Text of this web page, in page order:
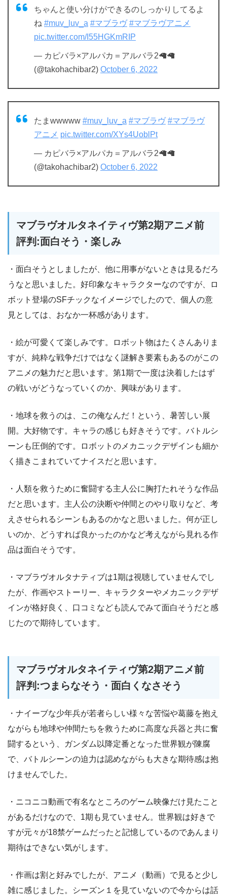
ちゃんと使い分けができるのしっかりしてるよ
ね #muv_luv_a #マブラヴ #マブラヴアニメ
pic.twitter.com/I55HGKmRIP
— カピバラ×アルパカ＝アルバラ2🦙🦙
(@takohachibar2) October 6, 2022
たまwwwww #muv_luv_a #マブラヴ #マブラヴ
アニメ pic.twitter.com/XYs4UoblPt
— カピバラ×アルパカ＝アルバラ2🦙🦙
(@takohachibar2) October 6, 2022
マブラヴオルタネイティヴ第2期アニメ前
評判:面白そう・楽しみ
・面白そうとしましたが、他に用事がないときは見るだろ
うなと思いました。好印象なキャラクターなのですが、ロ
ボット登場のSFチックなイメージでしたので、個人の意
見としては、おなか一杯感があります。
・絵が可愛くて楽しみです。ロボット物はたくさんありま
すが、純粋な戦争だけではなく謎解き要素もあるのがこの
アニメの魅力だと思います。第1期で一度は決着したはず
の戦いがどうなっていくのか、興味があります。
・地球を救うのは、この俺なんだ！という、暑苦しい展
開。大好物です。キャラの感じも好きそうです。バトルシ
ーンも圧倒的です。ロボットのメカニックデザインも細か
く描きこまれていてナイスだと思います。
・人類を救うために奮闘する主人公に胸打たれそうな作品
だと思います。主人公の決断や仲間とのやり取りなど、考
えさせられるシーンもあるのかなと思いました。何が正し
いのか、どうすれば良かったのかなど考えながら見れる作
品は面白そうです。
・マブラヴオルタナティブは1期は視聴していませんでし
たが、作画やストーリー、キャラクターやメカニックデザ
インが格好良く、口コミなども読んでみて面白そうだと感
じたので期待しています。
マブラヴオルタネイティヴ第2期アニメ前
評判:つまらなそう・面白くなさそう
・ナイーブな少年兵が若者らしい様々な苦悩や葛藤を抱え
ながらも地球や仲間たちを救うために高度な兵器と共に奮
闘するという、ガンダム以降定番となった世界観が陳腐
で、バトルシーンの迫力は認めながらも大きな期待感は抱
けませんでした。
・ニコニコ動画で有名なところのゲーム映像だけ見たこと
があるだけなので、1期も見ていません。世界観は好きで
すが元々が18禁ゲームだったと記憶しているのであんまり
期待はできない気がします。
・作画は割と好みでしたが、アニメ（動画）で見ると少し
雑に感じました。シーズン１を見ていないので今からは話